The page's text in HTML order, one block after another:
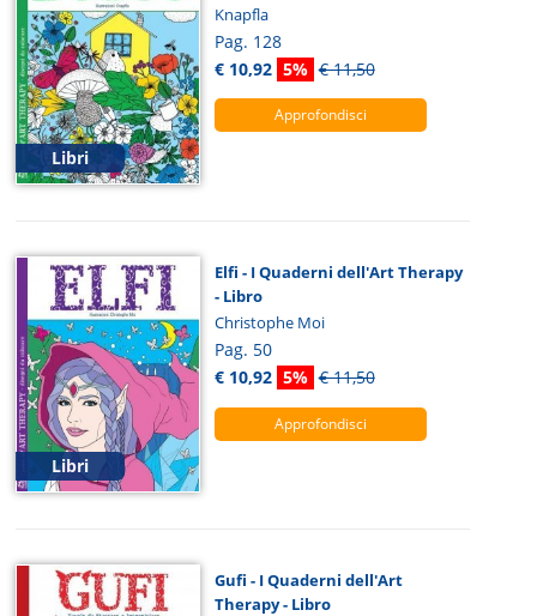
Libri
Knapfla
Pag. 128
€ 10,92 5% € 11,50
Approfondisci
Libri
Elfi - I Quaderni dell'Art Therapy
- Libro
Christophe Moi
Pag. 50
€ 10,92 5% € 11,50
Approfondisci
Gufi - I Quaderni dell'Art
Therapy - Libro